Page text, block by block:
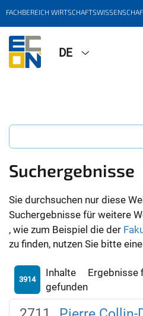
FACHBEREICH
DE
Suchergebnisse
Sie durchsuchen nur diese
Suchergebnisse für weitere
, wie zum Beispiel die der
zu finden, nutzen Sie bitte
3914
Inhalte
gefunden
Ergebnisse